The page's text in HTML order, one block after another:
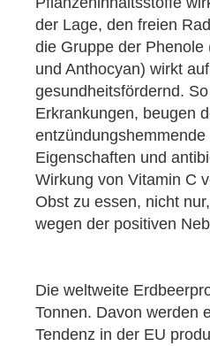
der Lage, den freien
die Gruppe der
und Anthocyan) wirkt
gesundheitsfördernd.
Erkrankungen, beugen
Eigenschaften und
Wirkung von Vitamin C
Obst zu essen, nicht
wegen der positiven
Die weltweite
Tonnen. Davon werden
Tendenz in der EU